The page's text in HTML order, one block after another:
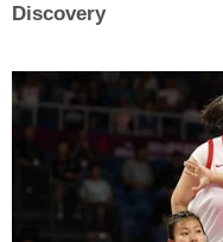
Discovery